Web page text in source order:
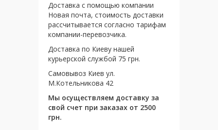
Доставка с помощью компании
Новая почта, стоимость доставки
рассчитывается согласно тарифам
компании-перевозчика.
Доставка по Киеву нашей
курьерской службой 75 грн.
Самовывоз Киев ул.
М.Котельникова 42
Мы осуществляем доставку за
свой счет при заказах от 2500
грн.